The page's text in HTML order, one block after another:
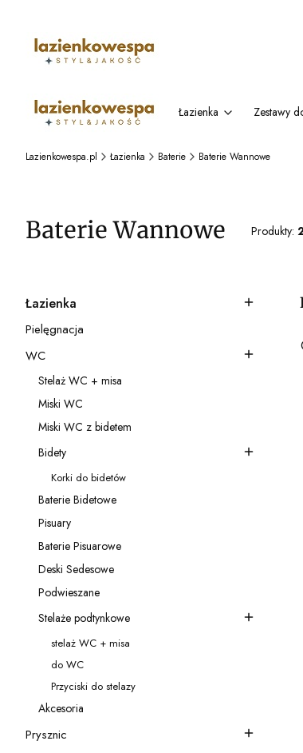
Łazienka Zestawy
Lazienkowespa.pl Łazienka Baterie Baterie Wannowe
Baterie Wannowe Produkty:
Kategoria - Łazienka
Łazienka
Kategoria - Pielęgnacja
Pielęgnacja
Kategoria - WC
WC
Kategoria - Stelaż WC + misa
Stelaż WC + misa
Kategoria - Miski WC
Miski WC
Kategoria - Miski WC z bidetem
Miski WC z bidetem
Kategoria - Bidety
Bidety
Kategoria - Korki do bidetów
Korki do bidetów
Kategoria - Baterie Bidetowe
Baterie Bidetowe
Kategoria - Pisuary
Pisuary
Kategoria - Baterie Pisuarowe
Baterie Pisuarowe
Kategoria - Deski Sedesowe
Deski Sedesowe
Kategoria - Podwieszane
Podwieszane
Kategoria - Stelaże podtynkowe
Stelaże podtynkowe
Kategoria - stelaż WC + misa
stelaż WC + misa
Kategoria - do WC
do WC
Kategoria - Przyciski do stelazy
Przyciski do stelazy
Kategoria - Akcesoria
Akcesoria
Kategoria - Prysznic
Prysznic